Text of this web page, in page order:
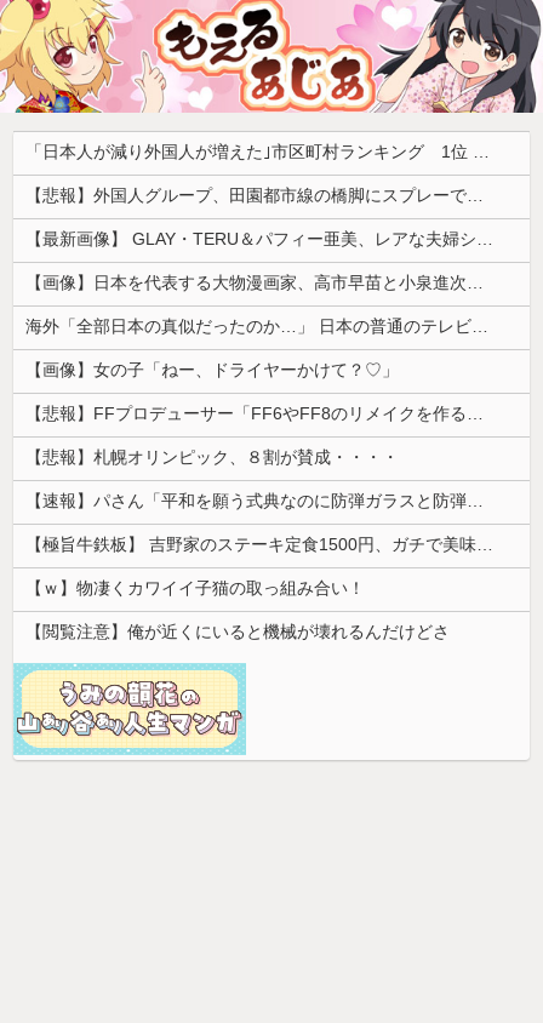
「日本人が減り外国人が増えた｣市区町村ランキング 1位 大阪市、2位 横浜市、3位 名古屋市、4位 京都市、5位 埼玉県川口市
【悲報】外国人グループ、田園都市線の橋脚にスプレーで落書きする動画がネットで話題に → ネット「治安悪化の始まり」
【最新画像】 GLAY・TERU＆パフィー亜美、レアな夫婦ショットを公開してしまう！
【画像】日本を代表する大物漫画家、高市早苗と小泉進次郎にガチギレ 痛烈な風刺漫画を投稿
海外「全部日本の真似だったのか…」 日本の普通のテレビ番組が最新SNSの数十年先を行っていたと話題に
【画像】女の子「ねー、ドライヤーかけて？♡」
【悲報】FFプロデューサー「FF6やFF8のリメイクを作るなら4部か5部作になります」
【悲報】札幌オリンピック、８割が賛成・・・・
【速報】パさん「平和を願う式典なのに防弾ガラスと防弾バッグSP」安倍元首相の悲劇や石破前首相も同環境だったことは忘れる
【極旨牛鉄板】 吉野家のステーキ定食1500円、ガチで美味そうｗｗｗ
【ｗ】物凄くカワイイ子猫の取っ組み合い！
【閲覧注意】俺が近くにいると機械が壊れるんだけどさ